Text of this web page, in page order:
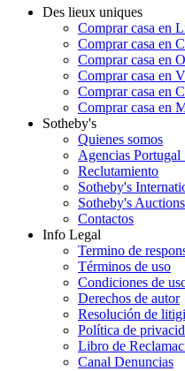
Des lieux uniques
Comprar casa en
Comprar casa en
Comprar casa en
Comprar casa en
Comprar casa en
Comprar casa en
Sotheby's
Quienes somos
Agencias Portugal
Reclutamiento
Sotheby's
Sotheby's Auctions
Contactos
Info Legal
Termino de
Términos de uso
Condiciones de
Derechos de autor
Resolución de
Política de
Libro de
Canal Denuncias